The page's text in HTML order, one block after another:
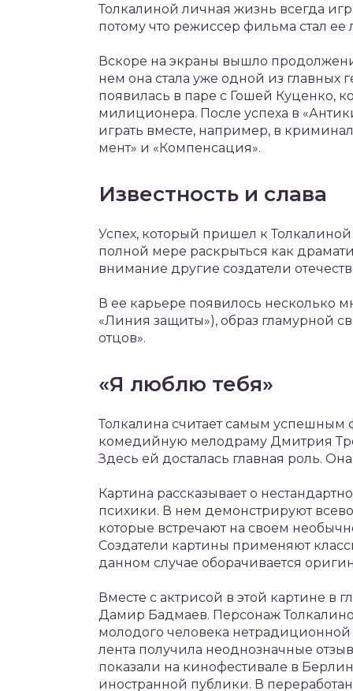
Толкалиной личная жизнь всегда
потому что режиссер фильма стал
Вскоре на экраны вышло
нем она стала уже одной из главных
появилась в паре с Гошей Куценко,
милиционера. После успеха в
играть вместе, например, в
мент» и «Компенсация».
Известность и слава
Успех, который пришел к
полной мере раскрыться как
внимание другие создатели
В ее карьере появилось несколько
«Линия защиты»), образ гламурной
отцов».
«Я люблю тебя»
Толкалина считает самым
комедийную мелодраму Дмитрия
Здесь ей досталась главная роль.
Картина рассказывает о
психики. В нем демонстрируют
которые встречают на своем
Создатели картины применяют
данном случае оборачивается
Вместе с актрисой в этой картине в
Дамир Бадмаев. Персонаж
молодого человека нетрадиционной
лента получила неоднозначные
показали на кинофестивале в
иностранной публики. В